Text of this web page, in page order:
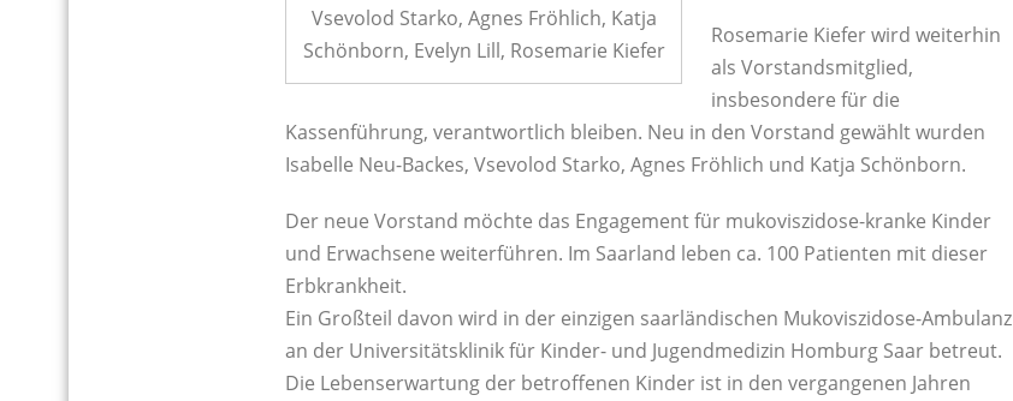
Vsevolod Starko, Agnes Fröhlich, Katja
Schönborn, Evelyn Lill, Rosemarie Kiefer
Rosemarie Kiefer wird weiterhin
als Vorstandsmitglied,
insbesondere für die
Kassenführung, verantwortlich bleiben. Neu in den Vorstand gewählt wurden
Isabelle Neu-Backes, Vsevolod Starko, Agnes Fröhlich und Katja Schönborn.
Der neue Vorstand möchte das Engagement für mukoviszidose-kranke Kinder
und Erwachsene weiterführen. Im Saarland leben ca. 100 Patienten mit dieser
Erbkrankheit.
Ein Großteil davon wird in der einzigen saarländischen Mukoviszidose-Ambulanz
an der Universitätsklinik für Kinder- und Jugendmedizin Homburg Saar betreut.
Die Lebenserwartung der betroffenen Kinder ist in den vergangenen Jahren